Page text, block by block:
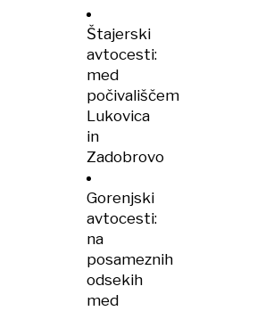
Štajerski
avtocesti:
med
počivališčem
Lukovica
in
Zadobrovo
Gorenjski
avtocesti:
na
posameznih
odsekih
med